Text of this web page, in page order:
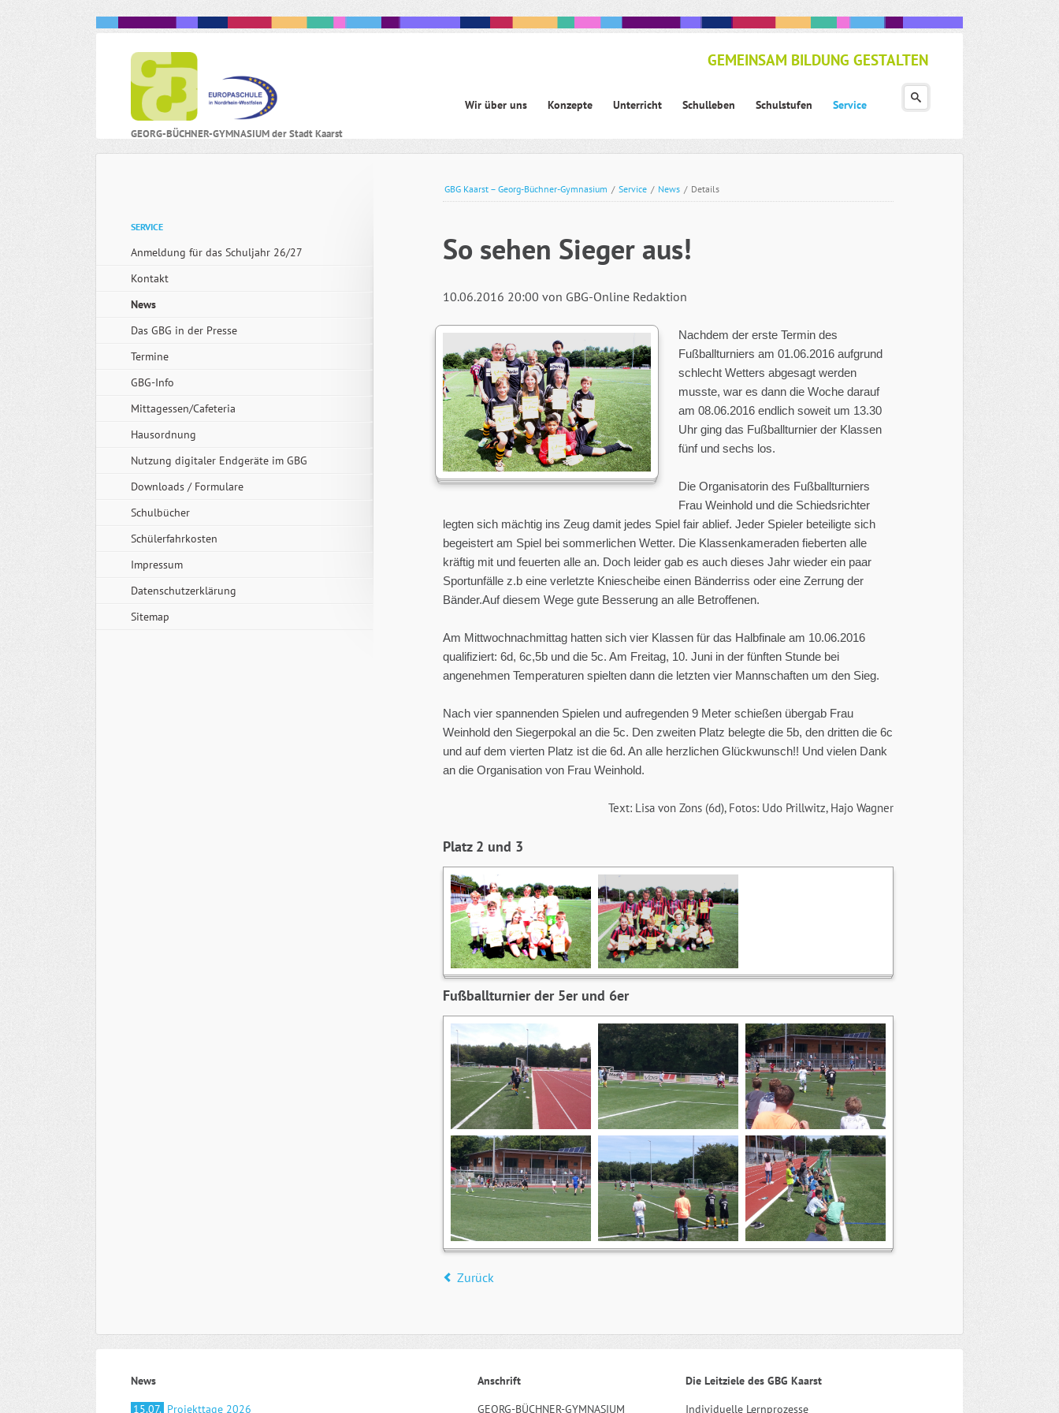
GEORG-BÜCHNER-GYMNASIUM der Stadt Kaarst
Navigation
Wir über uns Konzepte Unterricht Schulleben Schulstufen Service
Navigation
GEMEINSAM BILDUNG GESTALTEN
GBG Kaarst – Georg-Büchner-Gymnasium / Service / News / Details
So sehen Sieger aus!
10.06.2016 20:00 von GBG-Online Redaktion
Nachdem der erste Termin des
Fußballturniers am 01.06.2016 aufgrund
schlecht Wetters abgesagt werden
musste, war es dann die Woche darauf
am 08.06.2016 endlich soweit um 13.30
Uhr ging das Fußballturnier der Klassen
fünf und sechs los.
Die Organisatorin des Fußballturniers
Frau Weinhold und die Schiedsrichter
legten sich mächtig ins Zeug damit jedes Spiel fair ablief. Jeder Spieler beteiligte sich
begeistert am Spiel bei sommerlichen Wetter. Die Klassenkameraden fieberten alle
kräftig mit und feuerten alle an. Doch leider gab es auch dieses Jahr wieder ein paar
Sportunfälle z.b eine verletzte Kniescheibe einen Bänderriss oder eine Zerrung der
Bänder.Auf diesem Wege gute Besserung an alle Betroffenen.
Am Mittwochnachmittag hatten sich vier Klassen für das Halbfinale am 10.06.2016
qualifiziert: 6d, 6c,5b und die 5c. Am Freitag, 10. Juni in der fünften Stunde bei
angenehmen Temperaturen spielten dann die letzten vier Mannschaften um den Sieg.
Nach vier spannenden Spielen und aufregenden 9 Meter schießen übergab Frau
Weinhold den Siegerpokal an die 5c. Den zweiten Platz belegte die 5b, den dritten die 6c
und auf dem vierten Platz ist die 6d. An alle herzlichen Glückwunsch!! Und vielen Dank
an die Organisation von Frau Weinhold.
Text: Lisa von Zons (6d), Fotos: Udo Prillwitz, Hajo Wagner
Platz 2 und 3
Fußballturnier der 5er und 6er
Zurück
Navigation
SERVICE
Anmeldung für das Schuljahr 26/27
Kontakt
News
Das GBG in der Presse
Termine
GBG-Info
Mittagessen/Cafeteria
Hausordnung
Nutzung digitaler Endgeräte im GBG
Downloads / Formulare
Schulbücher
Schülerfahrkosten
Impressum
Datenschutzerklärung
Sitemap
News
15.07. Projekttage 2026
Anschrift
GEORG-BÜCHNER-GYMNASIUM
Die Leitziele des GBG Kaarst
Individuelle Lernprozesse